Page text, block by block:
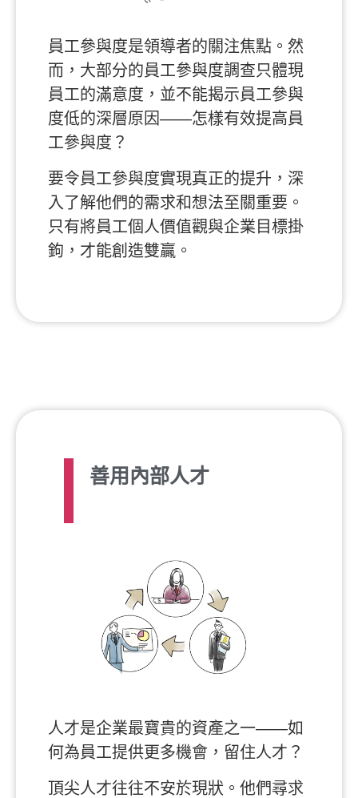
員工參與度是領導者的關注焦點。然
而，大部分的員工參與度調查只體現
員工的滿意度，並不能揭示員工參與
度低的深層原因——怎樣有效提高員
工參與度？
要令員工參與度實現真正的提升，深
入了解他們的需求和想法至關重要。
只有將員工個人價值觀與企業目標掛
鉤，才能創造雙贏。
善用內部人才
人才是企業最寶貴的資產之一——如
何為員工提供更多機會，留住人才？
頂尖人才往往不安於現狀。他們尋求